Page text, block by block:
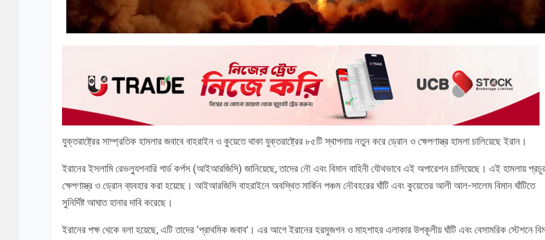
যুক্তরাষ্ট্রের সাম্প্রতিক হামলার জবাবে বাহরাইন ও কুয়েতে থাকা যুক্তরাষ্ট্রের ৮৫টি স্থাপনায় নতুন করে ড্রোন ও ক্ষেপণাস্ত্র হামলা চালিয়েছে ইরান।
ইরানের ইসলামি রেভল্যুশনারি গার্ড কর্পস (আইআরজিসি) জানিয়েছে, তাদের নৌ এবং বিমান বাহিনী যৌথভাবে এই অপারেশন চালিয়েছে। এই হামলায়
ক্ষেপণাস্ত্র ও ড্রোন ব্যবহার করা হয়েছে। আইআরজিসি বাহরাইনে অবস্থিত মার্কিন পঞ্চম নৌবহরের ঘাঁটি এবং কুয়েতের আলী আল-সালেম বিমান ঘাঁটিতে
সুনির্দিষ্ট আঘাত হানার দাবি করেছে।
ইরানের পক্ষ থেকে বলা হয়েছে, এটি তাদের ‘প্রাথমিক জবাব’। এর আগে ইরানের হরমুজগন ও মাহশাহর এলাকার উপকূলীয় ঘাঁটি এবং বেসামরিক স্টেশনে